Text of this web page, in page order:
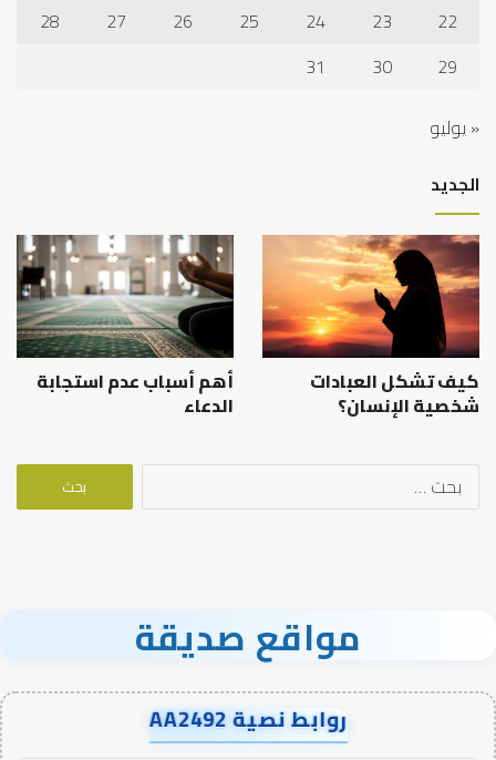
22
23
24
25
26
27
28
29
30
31
« يوليو
الجديد
كيف تشكل العبادات
شخصية الإنسان؟
أهم أسباب عدم استجابة
الدعاء
البحث
مواقع صديقة
روابط نصية AA2492